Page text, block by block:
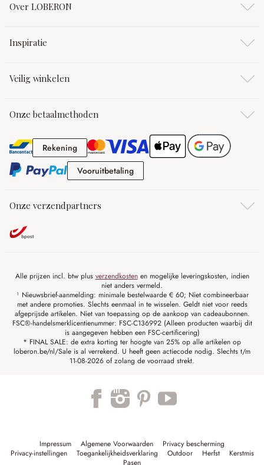
Over LOBERON
Inspiratie
Veilig winkelen
Onze betaalmethoden
RekeningRekening
VooruitbetalingVooruitbetaling
Onze verzendpartners
Alle prijzen incl. btw plus verzendkostenen mogelijke leveringskosten, indien
niet anders vermeld.
¹ Nieuwsbrief-aanmelding: minimale bestelwaarde € 60; Niet combineerbaar
met andere promoties. Slechts eenmaal in te wisselen. Geldt niet voor reeds
afgeprijsde artikelen. Niet van toepassing op de aankoop van cadeaubonnen.
FSC®-handelsmerklicentienummer: FSC-C136992 (Alleen producten waarbij dit
is aangegeven hebben een FSC-certificering)
* FINAL SALE: de extra korting ter hoogte van 25% op alle artikelen op
loberon.be/nl/Sale is al verrekend. U heeft geen actiecode nodig. Slechts t/m
11-08-2026 of zolang de voorraad strekt.
Impressum Algemene Voorwaarden
Privacy bescherming
Privacy-instellingen
Toegankelijkheidsverklaring Outdoor Herfst
Kerstmis
Pasen